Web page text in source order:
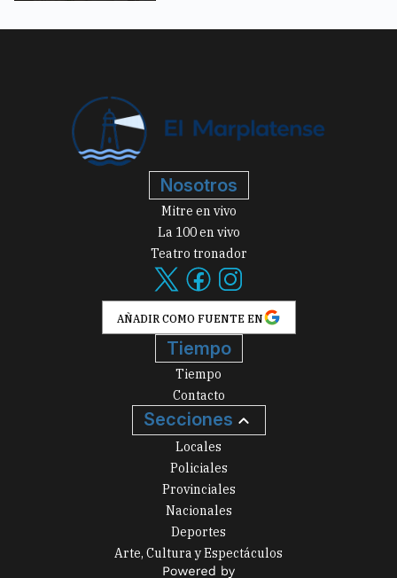
Nosotros
Mitre en vivo
La 100 en vivo
Teatro tronador
AÑADIR COMO FUENTE EN
Tiempo
Tiempo
Contacto
Secciones
Locales
Policiales
Provinciales
Nacionales
Deportes
Arte, Cultura y Espectáculos